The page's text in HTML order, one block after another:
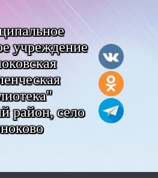
учреждение
район, село